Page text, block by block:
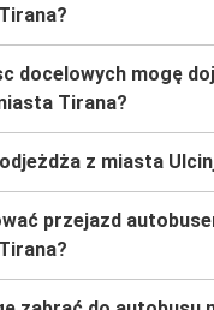
docelowych mogę
Tirana?
z miasta
przejazd